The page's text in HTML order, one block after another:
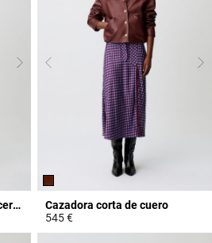
Cazadora de gabardina encerada
Cazadora corta de cuero
545 €